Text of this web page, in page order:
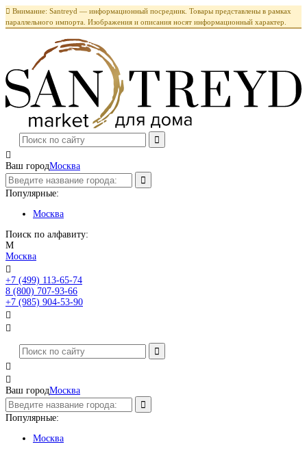
 Внимание: Santreyd — информационный посредник. Товары представлены в рамках
параллельного импорта. Изображения и описания носят информационный характер.

Ваш городМосква
Популярные:
Москва
Поиск по алфавиту:
М
Москва

+7 (499) 113-65-74
8 (800) 707-93-66
+7 (985) 904-53-90




Ваш городМосква
Популярные:
Москва